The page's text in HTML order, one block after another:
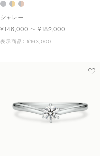
シャレー
¥146,000 〜 ¥182,000
表示商品： ¥163,000